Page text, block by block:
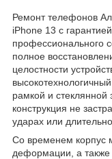
Ремонт телефонов
iPhone 13 с
профессионального
полное
целостности
рамкой и
конструкция не
ударах или
Со временем корпус
деформации, а также